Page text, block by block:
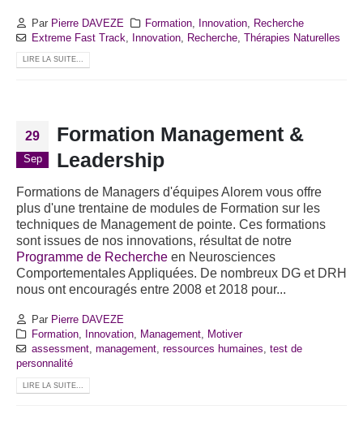
Par Pierre DAVEZE Formation Innovation
Recherche
Extreme Fast Track
Innovation, Recherche, Thérapies Naturelles
LIRE LA SUITE...
29
Sep
Formation Management &
Leadership
Formations de Managers d'équipes Alorem vous offre
plus d'une trentaine de modules de Formation sur les
techniques de Management de pointe. Ces formations
sont issues de nos innovations, résultat de notre
Programme de Recherche en Neurosciences
Comportementales Appliquées. De nombreux DG et DRH
nous ont encouragés entre 2008 et 2018 pour...
Par Pierre DAVEZE
Formation, Innovation, Management,
Motiver
assessment, management, ressources humaines
test de
personnalité
LIRE LA SUITE...